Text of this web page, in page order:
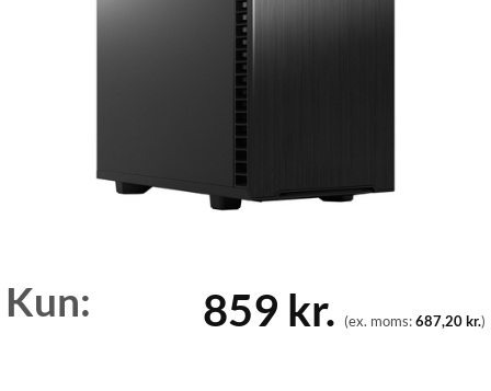
Kun: 859 kr. (ex. moms:687,20kr.)